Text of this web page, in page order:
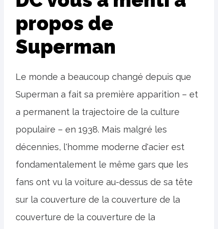
propos de
Superman
Le monde a beaucoup changé depuis que
Superman a fait sa première apparition – et
a permanent la trajectoire de la culture
populaire – en 1938. Mais malgré les
décennies, l'homme moderne d'acier est
fondamentalement le même gars que les
fans ont vu la voiture au-dessus de sa tête
sur la couverture de la couverture de la
couverture de la couverture de la